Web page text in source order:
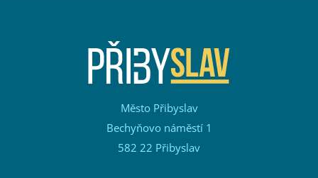
Město Přibyslav
Bechyňovo náměstí 1
582 22 Přibyslav